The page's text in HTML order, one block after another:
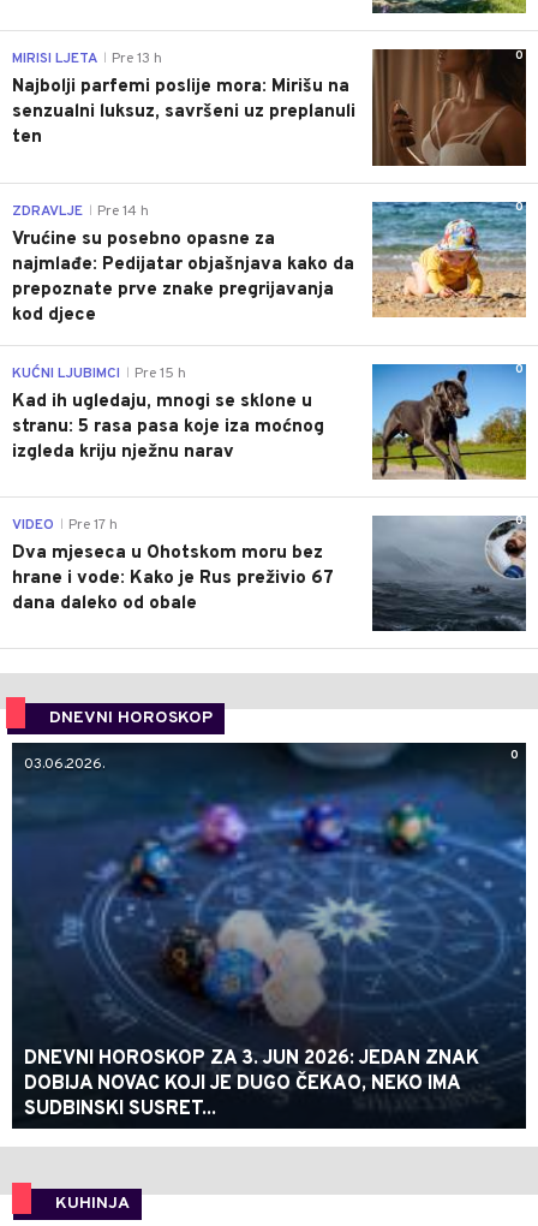
0
MIRISI LJETA Pre 13 h
Najbolji parfemi poslije mora: Mirišu na
senzualni luksuz, savršeni uz preplanuli
ten
0
ZDRAVLJE Pre 14 h
Vrućine su posebno opasne za
najmlađe: Pedijatar objašnjava kako da
prepoznate prve znake pregrijavanja
kod djece
0
KUĆNI LJUBIMCI Pre 15 h
Kad ih ugledaju, mnogi se sklone u
stranu: 5 rasa pasa koje iza moćnog
izgleda kriju nježnu narav
0
VIDEO Pre 17 h
Dva mjeseca u Ohotskom moru bez
hrane i vode: Kako je Rus preživio 67
dana daleko od obale
DNEVNI HOROSKOP
0
03.06.2026.
DNEVNI HOROSKOP ZA 3. JUN 2026: JEDAN ZNAK
DOBIJA NOVAC KOJI JE DUGO ČEKAO, NEKO IMA
SUDBINSKI SUSRET...
KUHINJA